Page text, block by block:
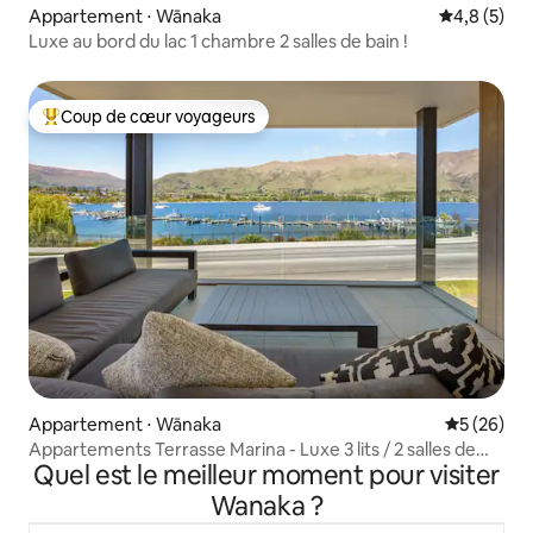
Appartement ⋅ Wānaka Évaluation
4,8 (5)
Luxe au bord du lac 1 chambre 2 salles de bain !
Coups de cœur voyageurs les plus appréciés
Coup de cœur voyageurs
Appartement ⋅ Wānaka
5 (26)
Appartements Terrasse Marina - Luxe 3 lits / 2 salles de
bain
Quel est le meilleur moment pour visiter
Wanaka ?